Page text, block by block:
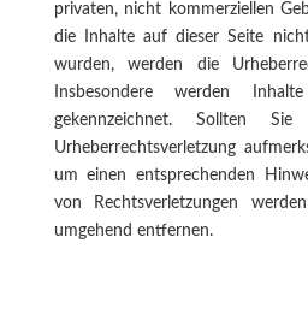
privaten, nicht kommerziellen
die Inhalte auf dieser Seite
wurden, werden die
Insbesondere werden
gekennzeichnet. Sollten
Urheberrechtsverletzung
um einen entsprechenden
von Rechtsverletzungen
umgehend entfernen.